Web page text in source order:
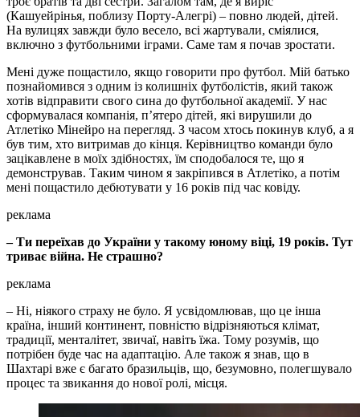
(Кашуейрінья, поблизу Порту-Алегрі) – повно людей, дітей.
На вулицях завжди було весело, всі жартували, сміялися,
включно з футбольними іграми. Саме там я почав зростати.
Мені дуже пощастило, якщо говорити про футбол. Мій батько
познайомився з одним із колишніх футболістів, який також
хотів відправити свого сина до футбольної академії. У нас
сформувалася компанія, пʼятеро дітей, які вирушили до
Атлетіко Мінейро на перегляд. З часом хтось покинув клуб, а я
був тим, хто витримав до кінця. Керівництво команди було
зацікавлене в моїх здібностях, їм сподобалося те, що я
демонстрував. Таким чином я закріпився в Атлетіко, а потім
мені пощастило дебютувати у 16 років під час ковіду.
реклама
– Ти переїхав до України у такому юному віці, 19 років. Тут
триває війна. Не страшно?
реклама
– Ні, ніякого страху не було. Я усвідомлював, що це інша
країна, інший континент, повністю відрізняються клімат,
традиції, менталітет, звичаї, навіть їжа. Тому розумів, що
потрібен буде час на адаптацію. Але також я знав, що в
Шахтарі вже є багато бразильців, що, безумовно, полегшувало
процес та звикання до нової ролі, місця.